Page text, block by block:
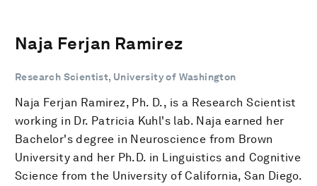
Naja Ferjan Ramirez
Research Scientist, University of Washington
Naja Ferjan Ramirez, Ph. D., is a Research Scientist
working in Dr. Patricia Kuhl's lab. Naja earned her
Bachelor's degree in Neuroscience from Brown
University and her Ph.D. in Linguistics and Cognitive
Science from the University of California, San Diego.